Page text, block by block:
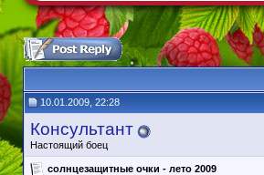
10.01.2009, 22:28
Консультант
Настоящий боец
солнцезащитные очки - лето 2009